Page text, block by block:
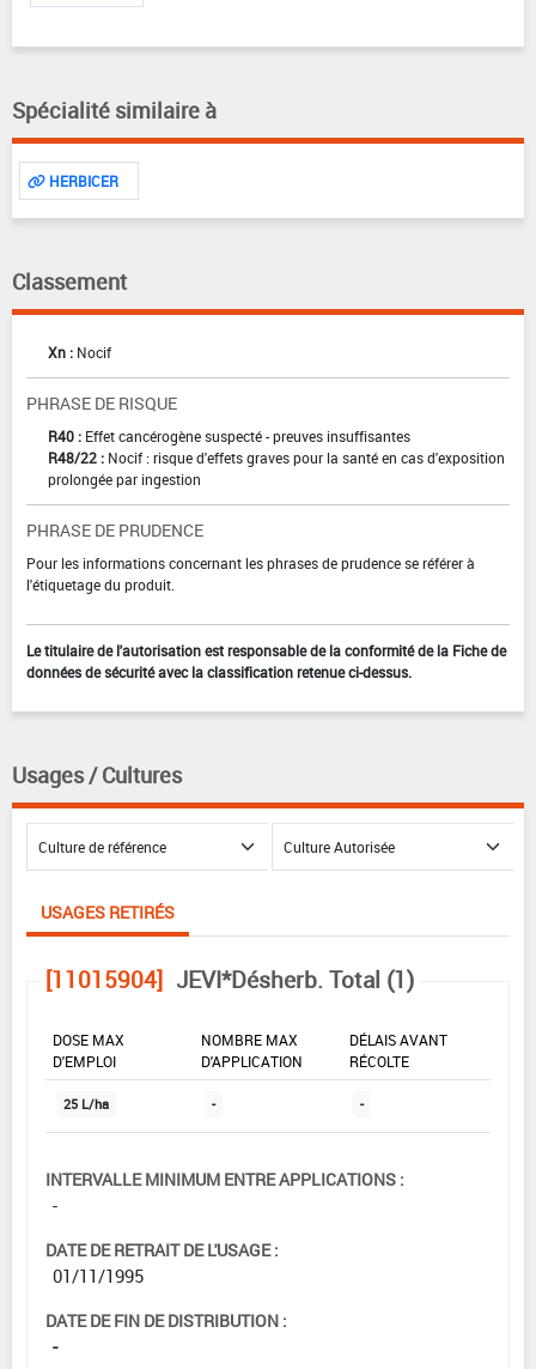
Spécialité similaire à
HERBICER
Classement
Xn : Nocif
PHRASE DE RISQUE
R40 : Effet cancérogène suspecté - preuves insuffisantes
R48/22 : Nocif : risque d'effets graves pour la santé en cas d'exposition
prolongée par ingestion
PHRASE DE PRUDENCE
Pour les informations concernant les phrases de prudence se référer à
l'étiquetage du produit.
Le titulaire de l'autorisation est responsable de la conformité de la Fiche de
données de sécurité avec la classification retenue ci-dessus.
Usages / Cultures
USAGES RETIRÉS
[11015904] JEVI*Désherb. Total (1)
DOSE MAX
D'EMPLOI
NOMBRE MAX
D'APPLICATION
DÉLAIS AVANT
RÉCOLTE
25 L/ha - -
INTERVALLE MINIMUM ENTRE APPLICATIONS :
-
DATE DE RETRAIT DE L'USAGE :
01/11/1995
DATE DE FIN DE DISTRIBUTION :
-